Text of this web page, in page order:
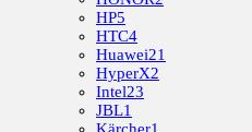
HP5
HTC4
Huawei21
HyperX2
Intel23
JBL1